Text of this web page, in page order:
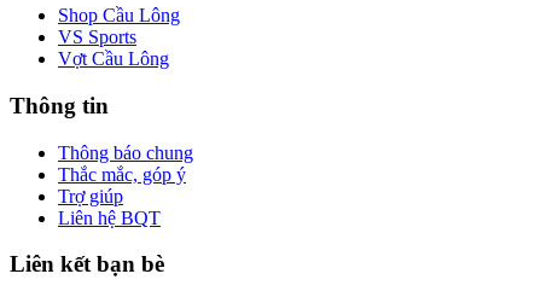
Shop Cầu Lông
VS Sports
Vợt Cầu Lông
Thông tin
Thông báo chung
Thắc mắc, góp ý
Trợ giúp
Liên hệ BQT
Liên kết bạn bè